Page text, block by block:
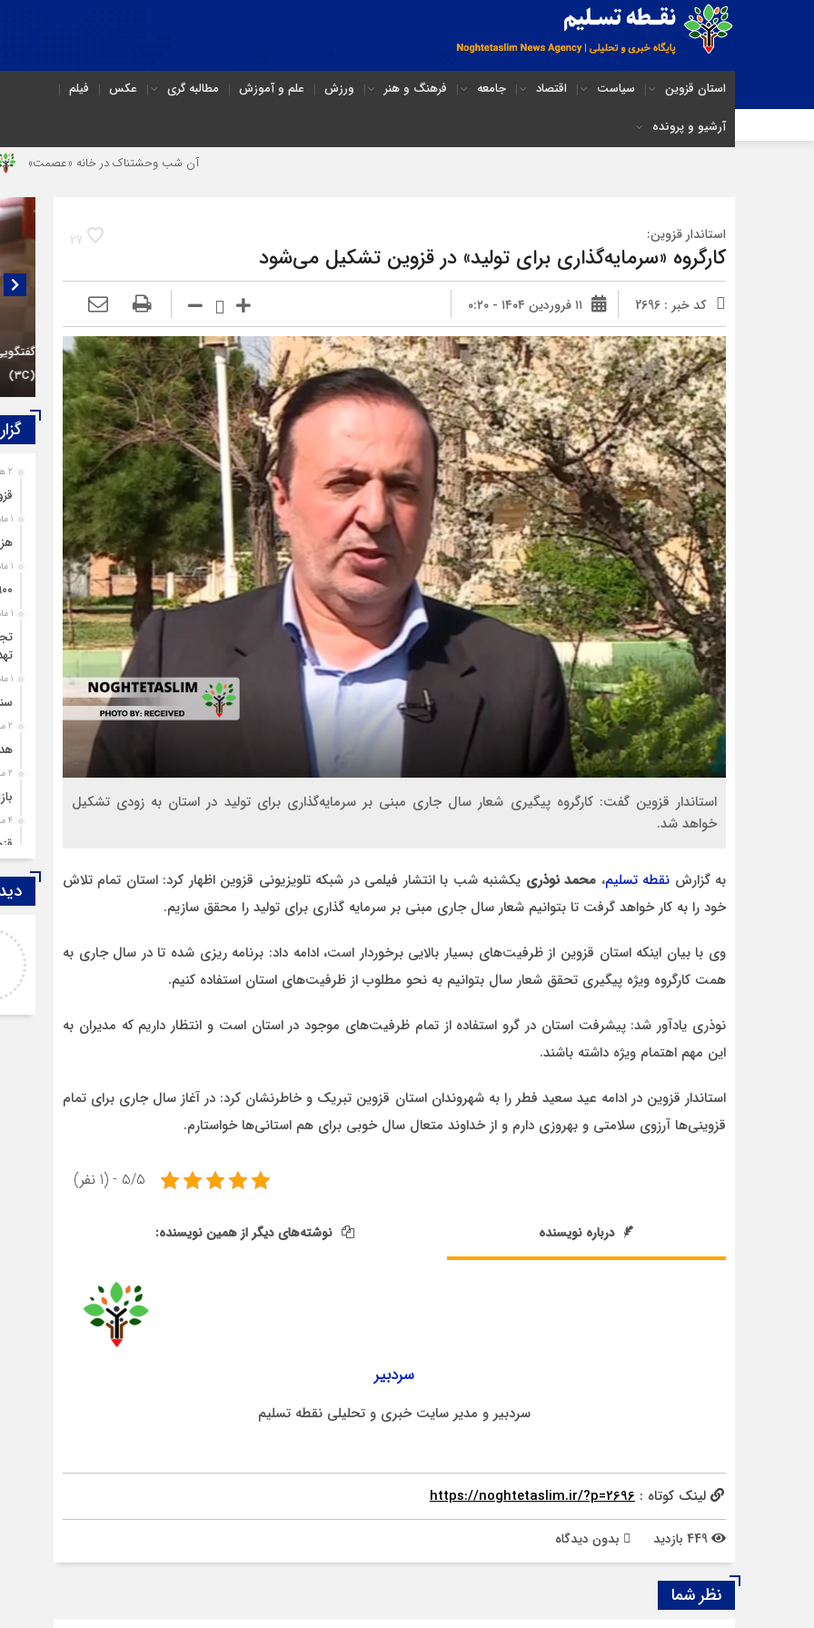
استان قزوین سیاست اقتصاد جامعه فرهنگ و هنر ورزش علم و آموزش مطالبه گری عکس
فیلم
آرشیو و پرونده
آن شب وحشتناک در خانه «عصمت» از
27 استاندار قزوین:
کارگروه «سرمایه‌گذاری برای تولید» در قزوین تشکیل می‌شود
کد خبر : 2696 ۱۱ فروردین ۱۴۰۴ - ۰:۲۰
استاندار قزوین گفت: کارگروه پیگیری شعار سال جاری مبنی بر سرمایه‌گذاری برای تولید در استان به زودی تشکیل
خواهد شد.
به گزارش نقطه تسلیم، محمد نوذری یکشنبه شب با انتشار فیلمی در شبکه تلویزیونی قزوین اظهار کرد: استان تمام تلاش
خود را به کار خواهد گرفت تا بتوانیم شعار سال جاری مبنی بر سرمایه گذاری برای تولید را محقق سازیم.
وی با بیان اینکه استان قزوین از ظرفیت‌های بسیار بالایی برخوردار است، ادامه داد: برنامه ریزی شده تا در سال جاری به
همت کارگروه ویژه پیگیری تحقق شعار سال بتوانیم به نحو مطلوب از ظرفیت‌های استان استفاده کنیم.
نوذری یادآور شد: پیشرفت استان در گرو استفاده از تمام ظرفیت‌های موجود در استان است و انتظار داریم که مدیران به
این مهم اهتمام ویژه داشته باشند.
استاندار قزوین در ادامه عید سعید فطر را به شهروندان استان قزوین تبریک و خاطرنشان کرد: در آغاز سال جاری برای تمام
قزوینی‌ها آرزوی سلامتی و بهروزی دارم و از خداوند متعال سال خوبی برای هم استانی‌ها خواستارم.
5/5 - (1 نفر)
درباره نویسنده نوشته‌های دیگر از همین نویسنده:
سردبیر
سردبیر و مدیر سایت خبری و تحلیلی نقطه تسلیم
لینک کوتاه : https://noghtetaslim.ir/?p=2696
بدون دیدگاه
نظر شما
در
2 هفته قبل
1 ماه قبل
1 ماه قبل
۹۰۰ پرونده برای
1 ماه قبل
1 ماه قبل
2 ماه قبل
2 ماه قبل
4 ماه قبل
قزوین ۱۴۰۴،
خدا لعنتشون کنه که فقط نکات منفی ما رو نمایش
میدن
روحشان شاد. دقیقا مشکل کشور ما این اس که به
موضوع مدیر و مدیریت اهمیت داده نمیشود.
وقتی هر فردی با هر تحصیلات